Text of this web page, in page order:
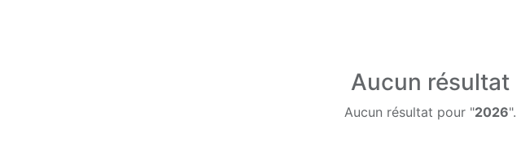
Aucun résultat
Aucun résultat pour "2026".